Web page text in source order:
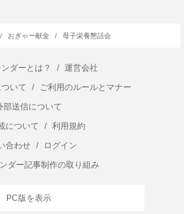
/ おぎゃー献金 / 母子栄養懇話会
ダーとは？ /
運営会社
いて
/
ご利用のルールとマナー
部送信について
について
/
利用規約
合わせ
/
ログイン
ダー記事制作の取り組み
PC版を表示